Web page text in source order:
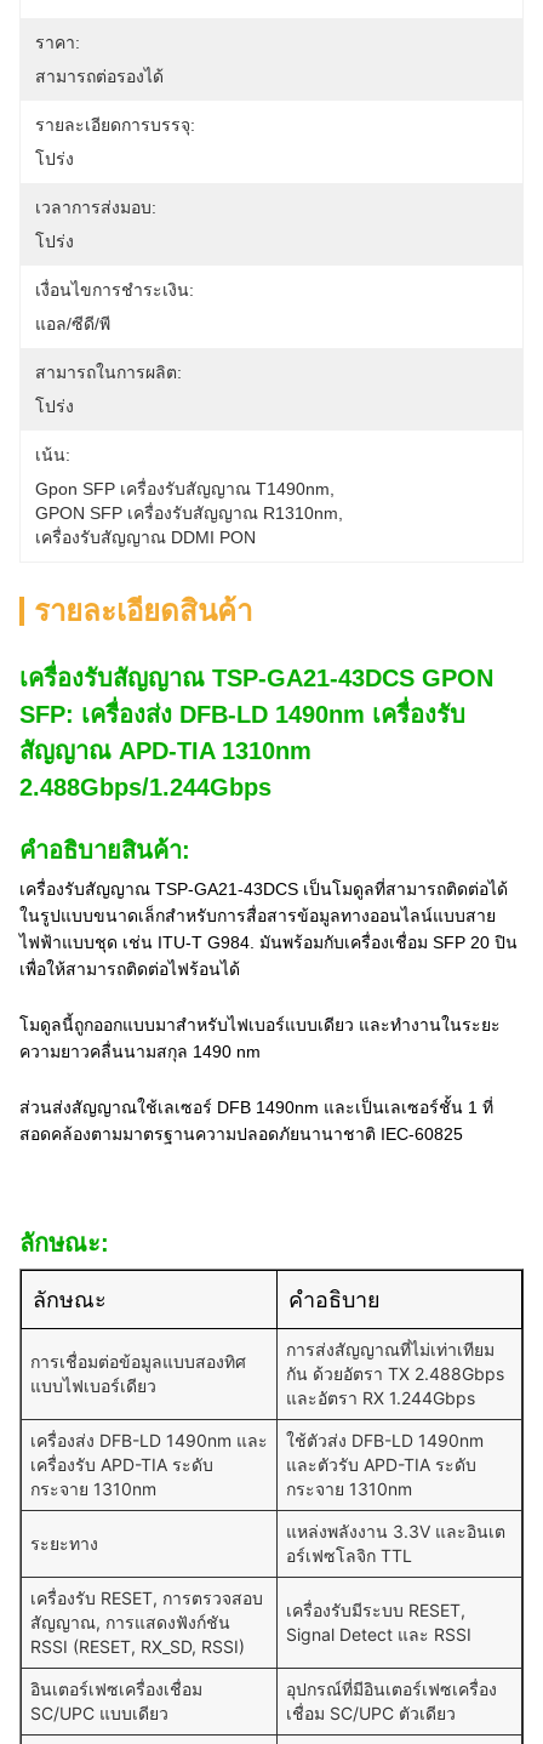
ราคา:
สามารถต่อรองได้
รายละเอียดการบรรจุ:
โปร่ง
เวลาการส่งมอบ:
โปร่ง
เงื่อนไขการชำระเงิน:
แอล/ซีดี/พี
สามารถในการผลิต:
โปร่ง
เน้น:
Gpon SFP เครื่องรับสัญญาณ T1490nm
GPON SFP เครื่องรับสัญญาณ R1310nm
เครื่องรับสัญญาณ DDMI PON
รายละเอียดสินค้า
เครื่องรับสัญญาณ TSP-GA21-43DCS GPON
SFP: เครื่องส่ง DFB-LD 1490nm เครื่องรับ
สัญญาณ APD-TIA 1310nm
2.488Gbps/1.244Gbps
คําอธิบายสินค้า:
เครื่องรับสัญญาณ TSP-GA21-43DCS เป็นโมดูลที่สามารถติดต่อได้
ในรูปแบบขนาดเล็กสําหรับการสื่อสารข้อมูลทางออนไลน์แบบสาย
ไฟฟ้าแบบชุด เช่น ITU-T G984. มันพร้อมกับเครื่องเชื่อม SFP 20 ปิน
เพื่อให้สามารถติดต่อไฟร้อนได้
โมดูลนี้ถูกออกแบบมาสําหรับไฟเบอร์แบบเดียว และทํางานในระยะ
ความยาวคลื่นนามสกุล 1490 nm
ส่วนส่งสัญญาณใช้เลเซอร์ DFB 1490nm และเป็นเลเซอร์ชั้น 1 ที่
สอดคล้องตามมาตรฐานความปลอดภัยนานาชาติ IEC-60825
ลักษณะ:
ลักษณะ คําอธิบาย
การเชื่อมต่อข้อมูลแบบสองทิศ
แบบไฟเบอร์เดียว
การส่งสัญญาณที่ไม่เท่าเทียม
กัน ด้วยอัตรา TX 2.488Gbps
และอัตรา RX 1.244Gbps
เครื่องส่ง DFB-LD 1490nm และ
เครื่องรับ APD-TIA ระดับ
กระจาย 1310nm
ใช้ตัวส่ง DFB-LD 1490nm
และตัวรับ APD-TIA ระดับ
กระจาย 1310nm
ระยะทาง
แหล่งพลังงาน 3.3V และอินเต
อร์เฟซโลจิก TTL
เครื่องรับ RESET, การตรวจสอบ
สัญญาณ, การแสดงฟังก์ชัน
RSSI (RESET, RX_SD, RSSI)
เครื่องรับมีระบบ RESET,
Signal Detect และ RSSI
อินเตอร์เฟซเครื่องเชื่อม
SC/UPC แบบเดียว
อุปกรณ์ที่มีอินเตอร์เฟซเครื่อง
เชื่อม SC/UPC ตัวเดียว